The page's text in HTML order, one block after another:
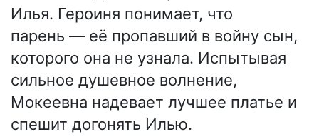
Илья. Героиня понимает, что
парень — её пропавший в войну сын,
которого она не узнала. Испытывая
сильное душевное волнение,
Мокеевна надевает лучшее платье и
спешит догонять Илью.